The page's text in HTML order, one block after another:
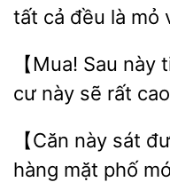
tất cả đều là
【Mua!
này
cư
sẽ rất cao!
【Căn
sát
hàng mặt phố